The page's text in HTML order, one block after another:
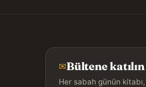
✉Bültene katılın
Her sabah günün